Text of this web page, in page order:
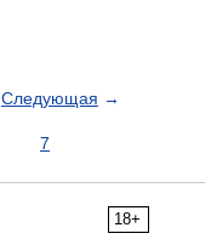
Следующая →
7
18+